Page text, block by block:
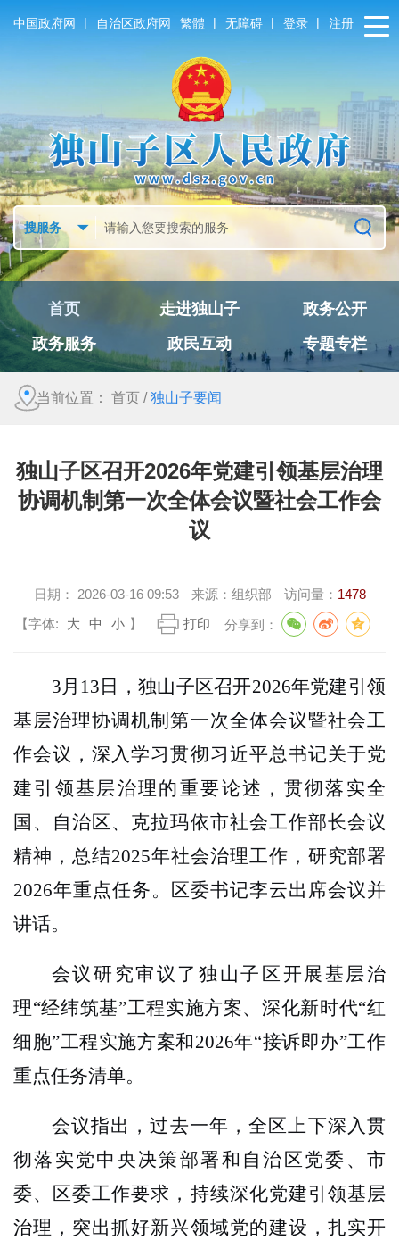
中国政府网 | 自治区政府网 繁體 | 无障碍 | 登录 | 注册
首页 走进独山子
政务公开
政务服务
政民互动 专题专栏
当前位置： 首页 /独山子要闻
独山子区召开2026年党建引领基层治理
协调机制第一次全体会议暨社会工作会
议
日期： 2026-03-16 09:53 来源： 组织部 访问量： 1478
【字体:
大 中 小 】 打印 分享到：
3月 13 日，独山子区召开2026年党建引领
基层治理协调机制第一次全体会议暨社会工
作会议，深入学习贯彻习近平总书记关于党
建引领基层治理的重要论述，贯彻落实全
国、自治区、克拉玛依市社会工作部长会议
精神，总结2025年社会治理工作，研究部署
2026年重点任务。区委书记李云出席会议并
讲话。
会议研究审议了独山子区开展基层治
理“经纬筑基”工程实施方案、深化新时代“红
细胞”工程实施方案和 2026年“接诉即办”工作
重点任务清单。
会议指出，过去一年，全区上下深入贯
彻落实党中央决策部署和自治区党委、市
委、区委工作要求，持续深化党建引领基层
治理，突出抓好新兴领域党的建设，扎实开